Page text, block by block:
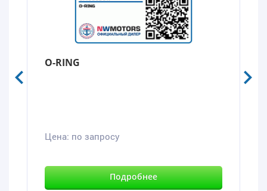
O-RING
Цена: по запросу
Подробнее